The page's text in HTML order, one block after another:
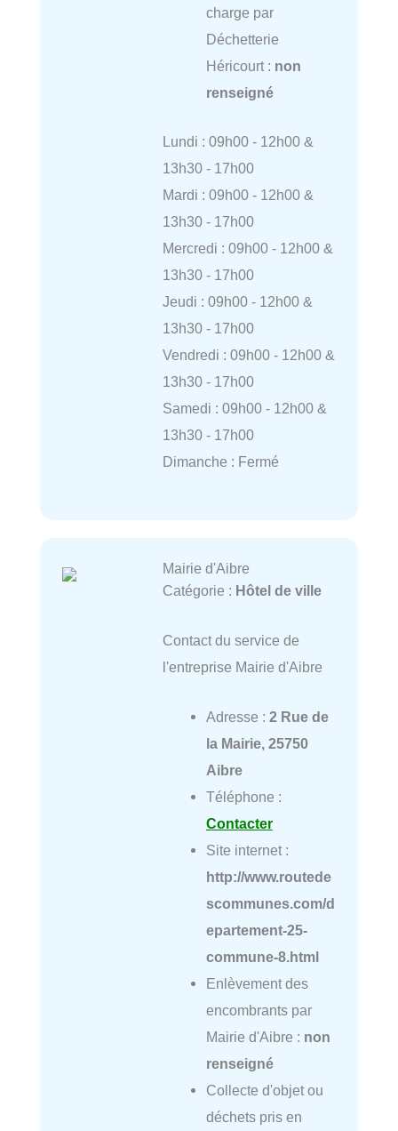
charge par
Déchetterie
Héricourt : non
renseigné
Lundi : 09h00 - 12h00 &
13h30 - 17h00
Mardi : 09h00 - 12h00 &
13h30 - 17h00
Mercredi : 09h00 - 12h00 &
13h30 - 17h00
Jeudi : 09h00 - 12h00 &
13h30 - 17h00
Vendredi : 09h00 - 12h00 &
13h30 - 17h00
Samedi : 09h00 - 12h00 &
13h30 - 17h00
Dimanche : Fermé
Mairie d'Aibre
Catégorie : Hôtel de ville
Contact du service de
l'entreprise Mairie d'Aibre
Adresse : 2 Rue de
la Mairie, 25750
Aibre
Téléphone :
Contacter
Site internet :
http://www.routede
scommunes.com/d
epartement-25-
commune-8.html
Enlèvement des
encombrants par
Mairie d'Aibre : non
renseigné
Collecte d'objet ou
déchets pris en